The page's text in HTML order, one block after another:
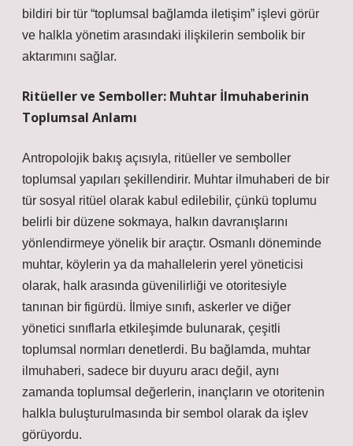
bildiri bir tür “toplumsal bağlamda iletişim” işlevi görür
ve halkla yönetim arasındaki ilişkilerin sembolik bir
aktarımını sağlar.
Ritüeller ve Semboller: Muhtar İlmuhaberinin
Toplumsal Anlamı
Antropolojik bakış açısıyla, ritüeller ve semboller
toplumsal yapıları şekillendirir. Muhtar ilmuhaberi de bir
tür sosyal ritüel olarak kabul edilebilir, çünkü toplumu
belirli bir düzene sokmaya, halkın davranışlarını
yönlendirmeye yönelik bir araçtır. Osmanlı döneminde
muhtar, köylerin ya da mahallelerin yerel yöneticisi
olarak, halk arasında güvenilirliği ve otoritesiyle
tanınan bir figürdü. İlmiye sınıfı, askerler ve diğer
yönetici sınıflarla etkileşimde bulunarak, çeşitli
toplumsal normları denetlerdi. Bu bağlamda, muhtar
ilmuhaberi, sadece bir duyuru aracı değil, aynı
zamanda toplumsal değerlerin, inançların ve otoritenin
halkla buluşturulmasında bir sembol olarak da işlev
görüyordu.